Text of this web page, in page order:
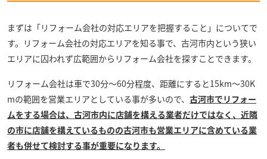
まずは「リフォーム会社の対応エリアを把握すること」についてで
す。リフォーム会社の対応エリアを知る事で、古河市内という狭い
エリアに囚われず広範囲からリフォーム会社を探すことできます。
リフォーム会社は車で30分～60分程度、距離にすると15km～30K
mの範囲を営業エリアとしている事が多いので、 古河市でリフォー
ムをする場合は、古河市内に店舗を構える業者だけではなく、近隣
の市に店舗を構えているものの古河市も営業エリアに含めている業
者も併せて検討する事が重要になります。